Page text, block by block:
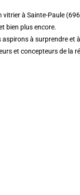
à Sainte-Paule
bien plus encore.
à surprendre et
et concepteurs de